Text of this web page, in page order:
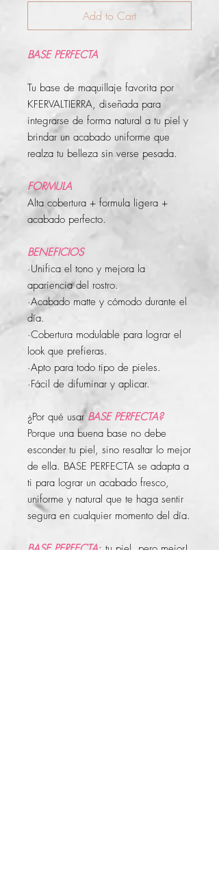
Add to Cart
BASE PERFECTA
Tu base de maquillaje favorita por
KFERVALTIERRA, diseñada para
integrarse de forma natural a tu piel y
brindar un acabado uniforme que
realza tu belleza sin verse pesada.
FORMULA
Alta cobertura + formula ligera +
acabado perfecto.
BENEFICIOS
·Unifica el tono y mejora la
apariencia del rostro.
·Acabado matte y cómodo durante el
día.
·Cobertura modulable para lograr el
look que prefieras.
·Apto para todo tipo de pieles.
·Fácil de difuminar y aplicar.
¿Por qué usarBASE PERFECTA?
Porque una buena base no debe
esconder tu piel, sino resaltar lo mejor
de ella. BASE PERFECTA se adapta a
ti para lograr un acabado fresco,
uniforme y natural que te haga sentir
segura en cualquier momento del día.
BASE PERFECTA: tu piel, pero mejor!